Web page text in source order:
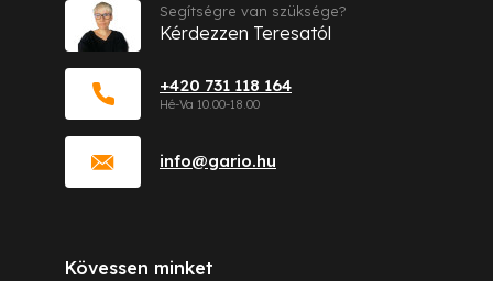
info@gario.hu
+420 731 118 164
Segítségre van szüksége?
Kérdezzen Teresatól
Kövessen minket